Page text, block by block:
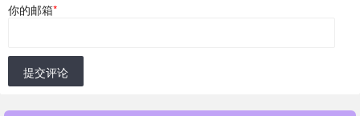
你的邮箱*
提交评论